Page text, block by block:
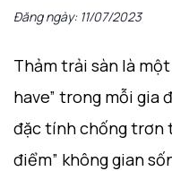
Đăng ngày: 11/07/2023
Thảm trải sàn là
have” trong mỗi gia
đặc tính chống trơn
điểm” không gian